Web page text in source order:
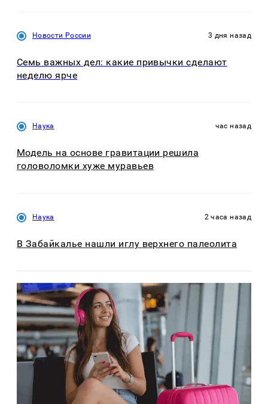
Новости России 3 дня назад
Семь важных дел: какие привычки сделают
неделю ярче
Наука час назад
Модель на основе гравитации решила
головоломки хуже муравьев
Наука 2 часа назад
В Забайкалье нашли иглу верхнего палеолита